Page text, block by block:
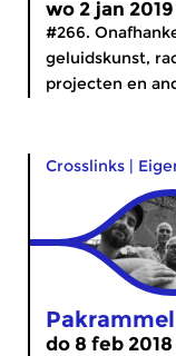
wo 2 jan
#266.
geluidskunst,
projecten en
Crosslinks |
Pakrammel
do 8 feb